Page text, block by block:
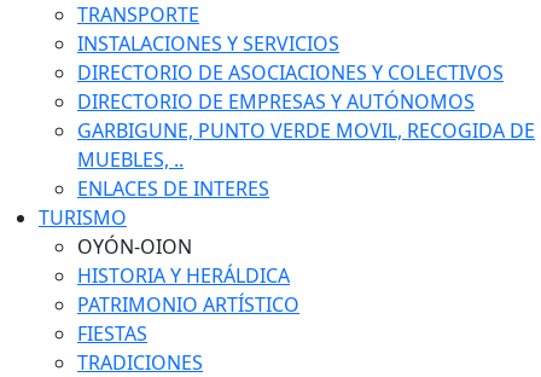
TRANSPORTE
INSTALACIONES Y SERVICIOS
DIRECTORIO DE ASOCIACIONES Y COLECTIVOS
DIRECTORIO DE EMPRESAS Y AUTÓNOMOS
GARBIGUNE, PUNTO VERDE MOVIL, RECOGIDA DE
MUEBLES, ..
ENLACES DE INTERES
TURISMO
OYÓN-OION
HISTORIA Y HERÁLDICA
PATRIMONIO ARTÍSTICO
FIESTAS
TRADICIONES